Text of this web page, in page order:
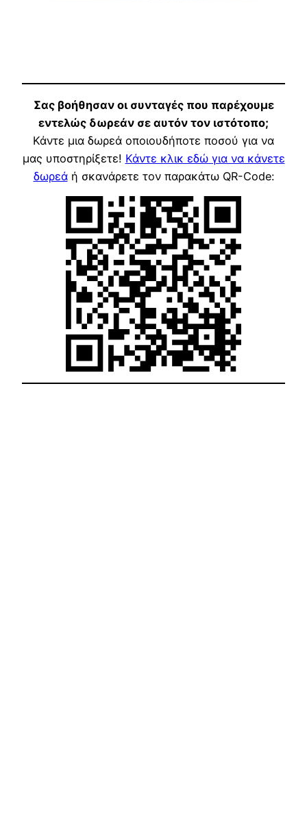
Σας βοήθησαν οι συνταγές που παρέχουμε
εντελώς δωρεάν σε αυτόν τον ιστότοπο;
Κάντε μια δωρεά οποιουδήποτε ποσού για να
μας υποστηρίξετε! Κάντε κλικ εδώ για να κάνετε
δωρεάή σκανάρετε τον παρακάτω QR-Code: